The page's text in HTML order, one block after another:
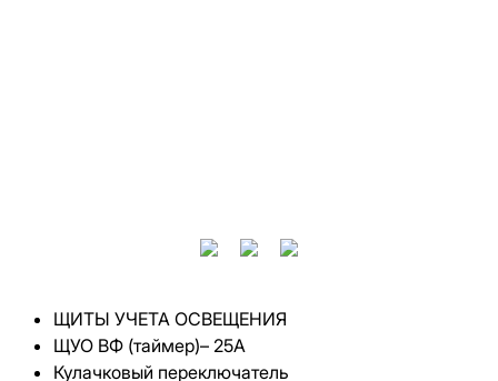
ЩИТЫ УЧЕТА ОСВЕЩЕНИЯ
ЩУО ВФ (таймер)– 25А
Кулачковый переключатель